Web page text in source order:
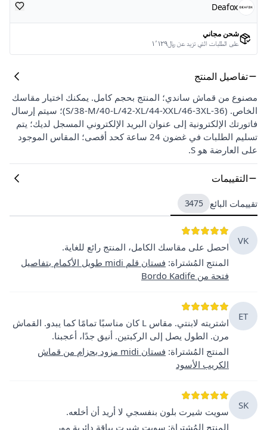
Deafox
شحن مجاني
على الطلبات التي تزيد عن ﷼١٬١٢٩
تفاصيل المنتج
مصنوع من قماش ساندي؛ المنتج بحجم كامل. يمكنك اختيار مقاسك
الخاص. (36-S/38-M/40-L/42-XL/44-XXL/46-3XL)؛ سيتم إرسال
فاتورتك الإلكترونية إلى عنوان البريد الإلكتروني المسجل لديك؛ يتم
تسليم الطلبات في غضون 24 ساعة كحد أقصى؛ المقاس الموجود
على العارضة هو S.
التقييمات
تقييمات البائع 3475
VK
احصل على مقاسك الكامل، المنتج رائع للغاية.
المنتج المُشتراة:
فستان قلم midi طويل الأكمام بتفاصيل
فتحة من Bordo Kadife
ET
اشتريته لابنتي. مقاس L كان مناسبًا تمامًا كما يبدو. القماش
مرن. الطول يصل إلى الركبتين. أنيق جدًا، أعجبنا.
المنتج المُشتراة:
فستان midi مزود بحزام من قماش
الكريب الأسود
SK
سويت شيرت بلون بنفسجي لا أريد أن أخلعه.
المنتج المُشتراة: سويت شيرت بياقة دائرية مور